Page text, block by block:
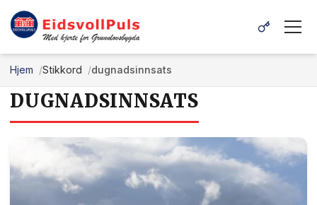
Hjem Stikkord dugnadsinnsats
DUGNADSINNSATS